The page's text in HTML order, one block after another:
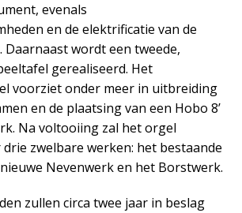
evenals
en de elektrificatie van de
wordt een tweede,
gerealiseerd. Het
voorziet onder meer in uitbreiding
en de plaatsing van een Hobo 8’
Na voltooiing zal het orgel
zwelbare werken: het bestaande
Nevenwerk en het Borstwerk.
zullen circa twee jaar in beslag